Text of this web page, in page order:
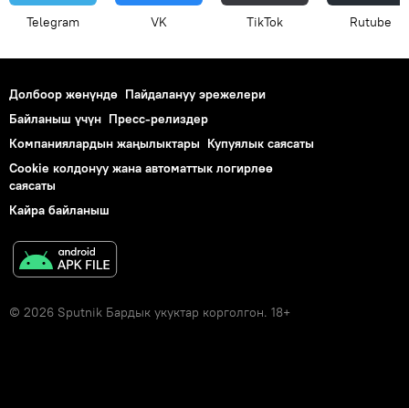
Telegram VK ТikТоk Rutube
Долбоор жөнүндө Пайдалануу эрежелери
Байланыш үчүн Пресс-релиздер
Компаниялардын жаңылыктары Купуялык саясаты
Cookie колдонуу жана автоматтык логирлөө
саясаты
Кайра байланыш
© 2026 Sputnik Бардык укуктар корголгон. 18+